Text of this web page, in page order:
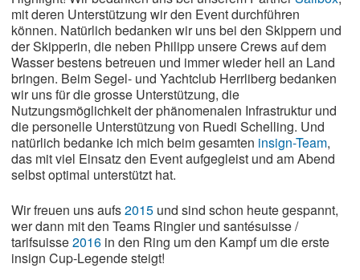
mit deren Unterstützung wir den Event durchführen
können. Natürlich bedanken wir uns bei den Skippern und
der Skipperin, die neben Philipp unsere Crews auf dem
Wasser bestens betreuen und immer wieder heil an Land
bringen. Beim Segel- und Yachtclub Herrliberg bedanken
wir uns für die grosse Unterstützung, die
Nutzungsmöglichkeit der phänomenalen Infrastruktur und
die personelle Unterstützung von Ruedi Schelling. Und
natürlich bedanke ich mich beim gesamten insign-Team,
das mit viel Einsatz den Event aufgegleist und am Abend
selbst optimal unterstützt hat.
Wir freuen uns aufs2015 und sind schon heute gespannt,
wer dann mit den Teams Ringier und santésuisse /
tarifsuisse2016 in den Ring um den Kampf um die erste
insign Cup-Legende steigt!